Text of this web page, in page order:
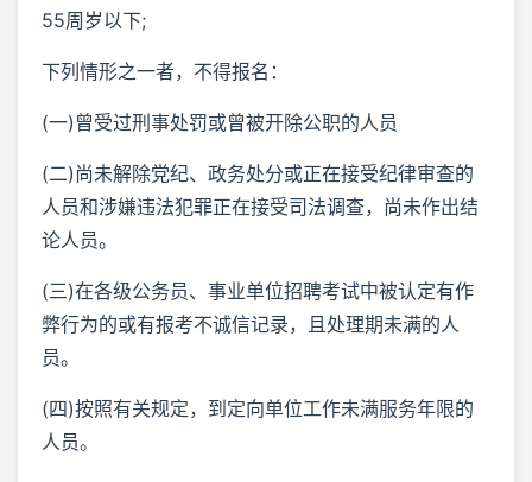
55周岁以下;
下列情形之一者，不得报名：
(一)曾受过刑事处罚或曾被开除公职的人员
(二)尚未解除党纪、政务处分或正在接受纪律审查的
人员和涉嫌违法犯罪正在接受司法调查，尚未作出结
论人员。
(三)在各级公务员、事业单位招聘考试中被认定有作
弊行为的或有报考不诚信记录，且处理期未满的人
员。
(四)按照有关规定，到定向单位工作未满服务年限的
人员。